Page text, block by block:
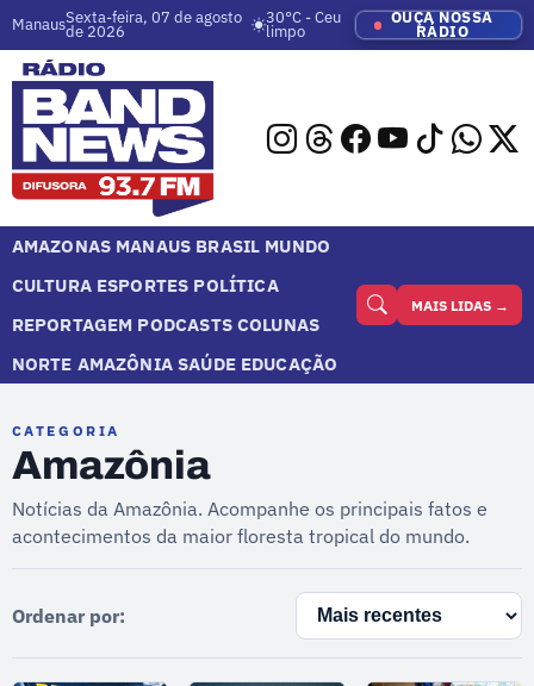
ManausSexta-feira, 07 de agosto
de 2026
30°C - Ceu
limpo
OUÇA NOSSA
RÁDIO
AMAZONAS MANAUS BRASIL MUNDO
CULTURA ESPORTES POLÍTICA
REPORTAGEM PODCASTS COLUNAS
NORTE AMAZÔNIA SAÚDE EDUCAÇÃO
MAIS LIDAS →
CATEGORIA
Amazônia
Notícias da Amazônia. Acompanhe os principais fatos e
acontecimentos da maior floresta tropical do mundo.
Ordenar por: